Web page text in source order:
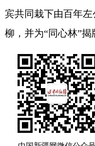
宾共同栽下由百年
柳，并为“同心林”揭